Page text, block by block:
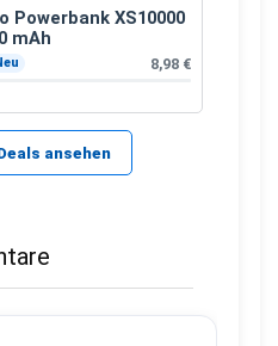
Powerbank XS10000
mAh
8,98 €
ansehen